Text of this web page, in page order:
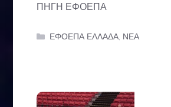
ΠΗΓΗ ΕΦΟΕΠΑ
Categories
ΕΦΟΕΠΑ ΕΛΛΑΔΑ, ΝΕΑ